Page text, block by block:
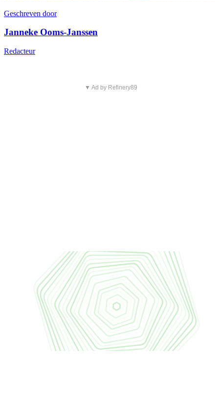
Geschreven door
Janneke Ooms-Janssen
Redacteur
▼ Ad by Refinery89